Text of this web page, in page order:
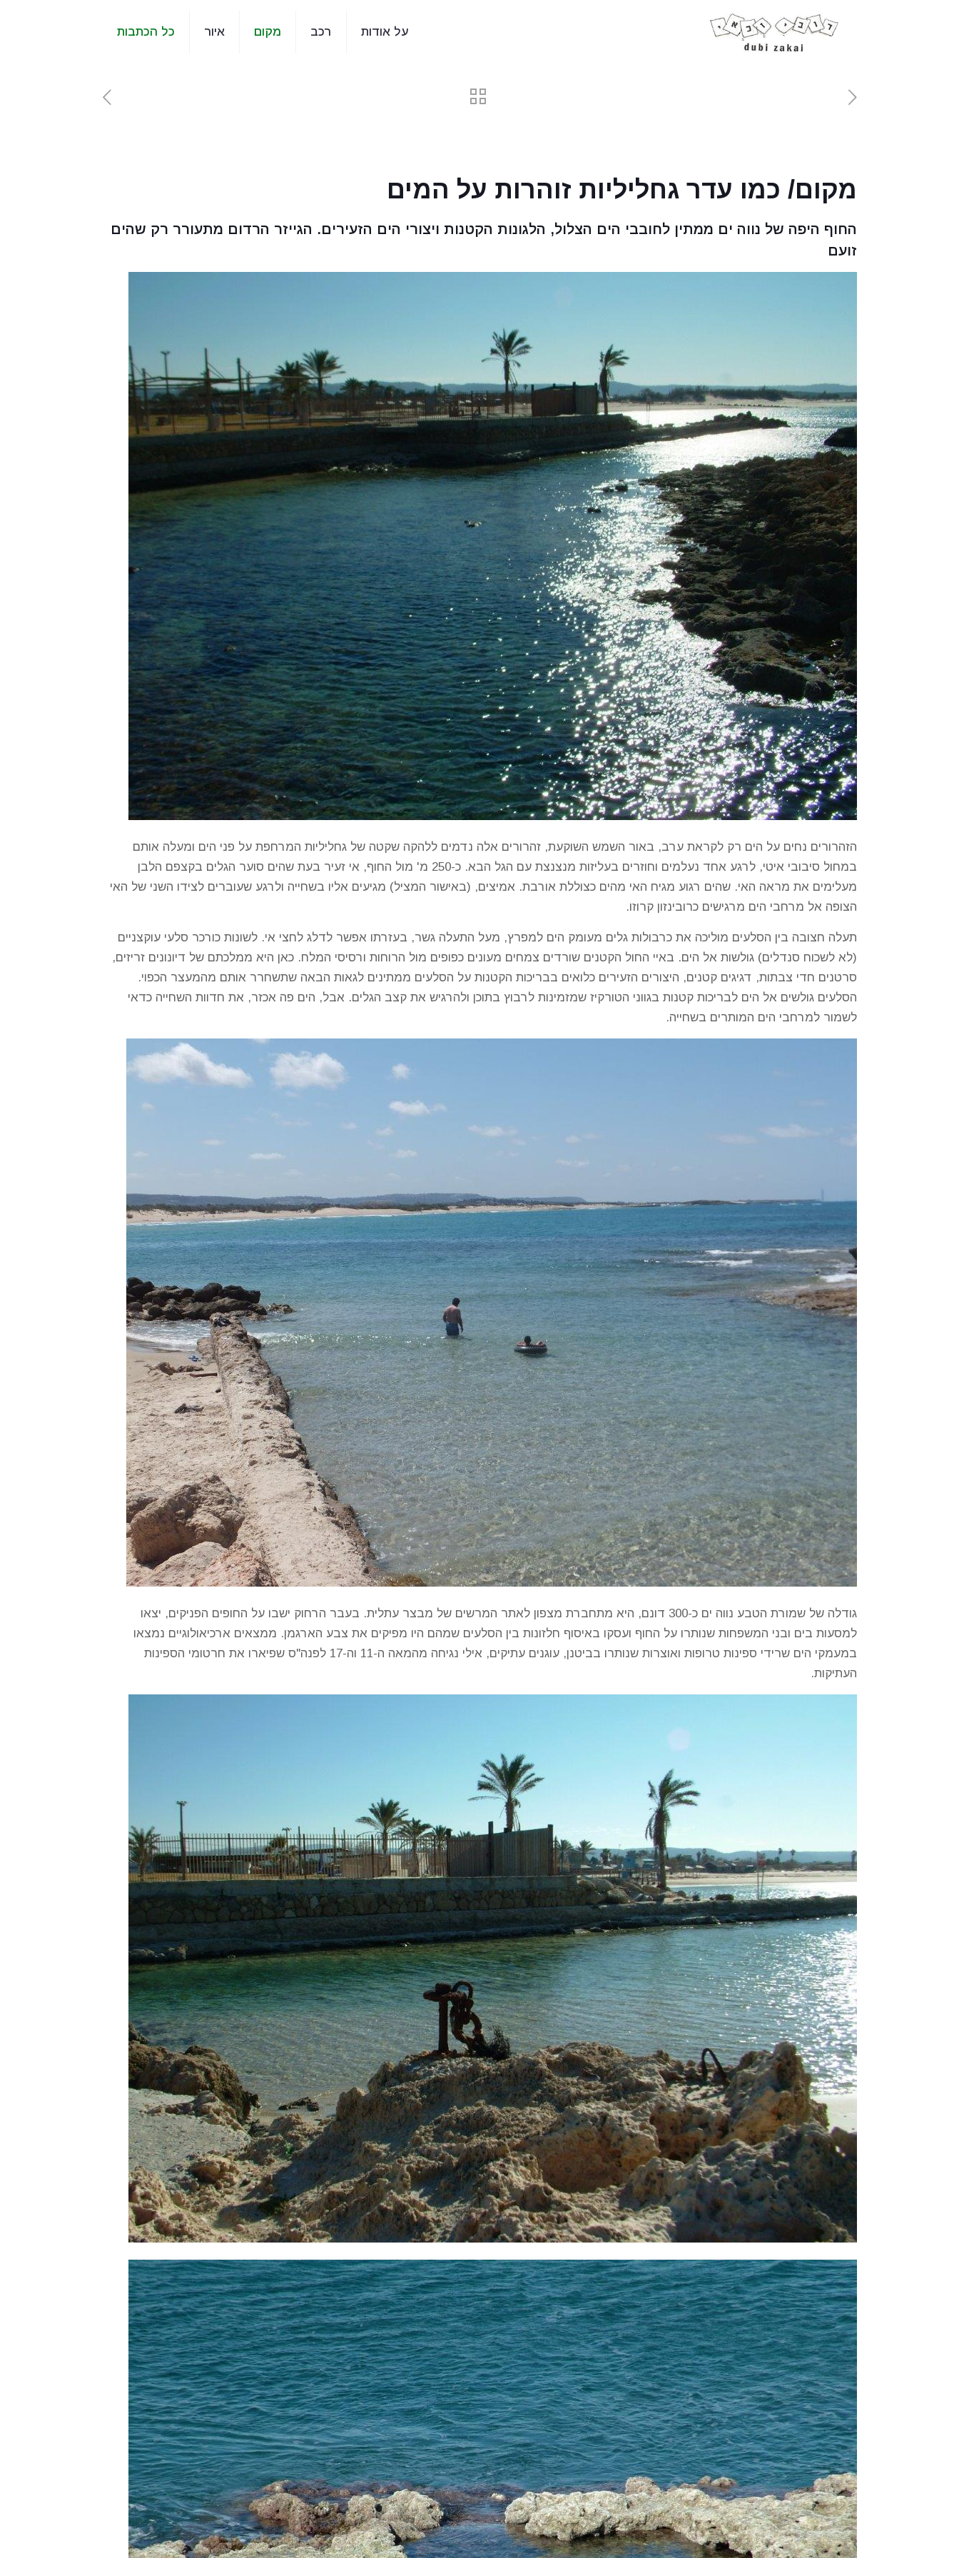
על אודות רכב מקום איור כל הכתבות
מקום/ כמו עדר גחליליות זוהרות על המים
החוף היפה של נווה ים ממתין לחובבי הים הצלול, הלגונות הקטנות ויצורי הים הזעירים. הגייזר הרדום מתעורר רק שהים
זועם
הזהרורים נחים על הים רק לקראת ערב, באור השמש השוקעת, זהרורים אלה נדמים ללהקה שקטה של גחליליות המרחפת על פני הים ומעלה אותם
במחול סיבובי איטי, לרגע אחד נעלמים וחוזרים בעליזות מנצנצת עם הגל הבא. כ-250 מ' מול החוף, אי זעיר בעת שהים סוער הגלים בקצפם הלבן
מעלימים את מראה האי. שהים רגוע מגיח האי מהים כצוללת אורבת. אמיצים, (באישור המציל) מגיעים אליו בשחייה ולרגע שעוברים לצידו השני של האי
הצופה אל מרחבי הים מרגישים כרובינזון קרוזו.
תעלה חצובה בין הסלעים מוליכה את כרבולות גלים מעומק הים למפרץ, מעל התעלה גשר, בעזרתו אפשר לדלג לחצי אי. לשונות כורכר סלעי עוקצניים
(לא לשכוח סנדלים) גולשות אל הים. באיי החול הקטנים שורדים צמחים מעונים כפופים מול הרוחות ורסיסי המלח. כאן היא ממלכתם של דיונונים זריזים,
סרטנים חדי צבתות, דגיגים קטנים, היצורים הזעירים כלואים בבריכות הקטנות על הסלעים ממתינים לגאות הבאה שתשחרר אותם מהמעצר הכפוי.
הסלעים גולשים אל הים לבריכות קטנות בגווני הטורקיז שמזמינות לרבוץ בתוכן ולהרגיש את קצב הגלים. אבל, הים פה אכזר, את חדוות השחייה כדאי
לשמור למרחבי הים המותרים בשחייה.
גודלה של שמורת הטבע נווה ים כ-300 דונם, היא מתחברת מצפון לאתר המרשים של מבצר עתלית. בעבר הרחוק ישבו על החופים הפניקים, יצאו
למסעות בים ובני המשפחות שנותרו על החוף ועסקו באיסוף חלזונות בין הסלעים שמהם היו מפיקים את צבע הארגמן. ממצאים ארכיאולוגיים נמצאו
במעמקי הים שרידי ספינות טרופות ואוצרות שנותרו בביטנן, עוגנים עתיקים, אילי נגיחה מהמאה ה-11 וה-17 לפנה"ס שפיארו את חרטומי הספינות
העתיקות.